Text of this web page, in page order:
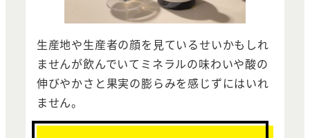
生産地や生産者の顔を見ているせいかもしれ
ませんが飲んでいてミネラルの味わいや酸の
伸びやかさと果実の膨らみを感じずにはいれ
ません。